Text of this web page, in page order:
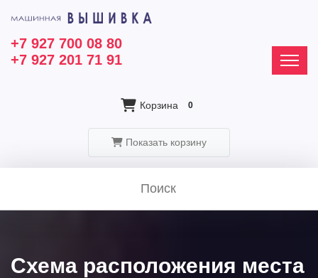
+7 927 700 08 80
+7 927 201 71 91
Корзина 0
Показать корзину
Схема расположения места